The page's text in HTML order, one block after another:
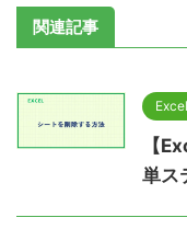
関連記事
Excel
【
単ス